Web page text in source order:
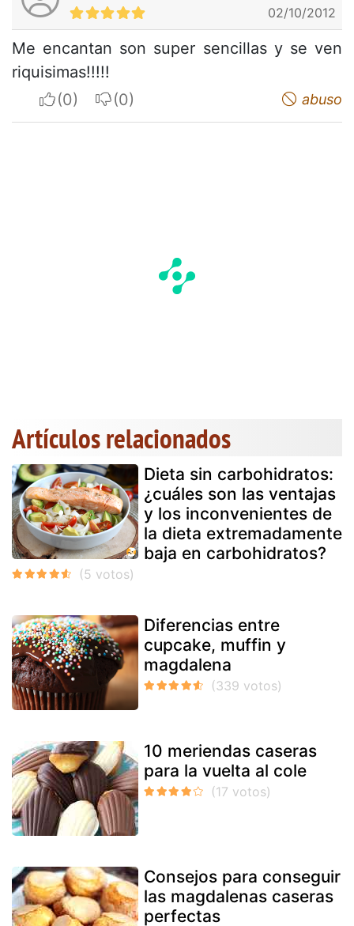
02/10/2012
Me encantan son super sencillas y se ven
riquisimas!!!!!
I apreciateI do not appreciate abuso
Artículos relacionados
Dieta sin carbohidratos:
¿cuáles son las ventajas
y los inconvenientes de
la dieta extremadamente
baja en carbohidratos?
Diferencias entre
cupcake, muffin y
magdalena
10 meriendas caseras
para la vuelta al cole
Consejos para conseguir
las magdalenas caseras
perfectas